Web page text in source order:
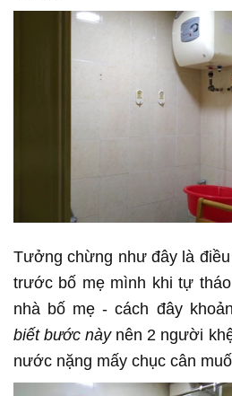
Tưởng chừng như đây là
trước bố mẹ mình khi tự
nhà bố mẹ - cách đây
biết bước này nên 2 người
nước nặng mấy chục cân